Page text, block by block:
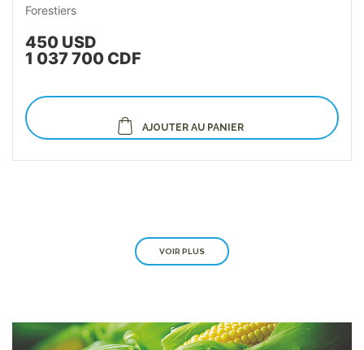
Forestiers
450 USD
1 037 700 CDF
AJOUTER AU PANIER
VOIR PLUS